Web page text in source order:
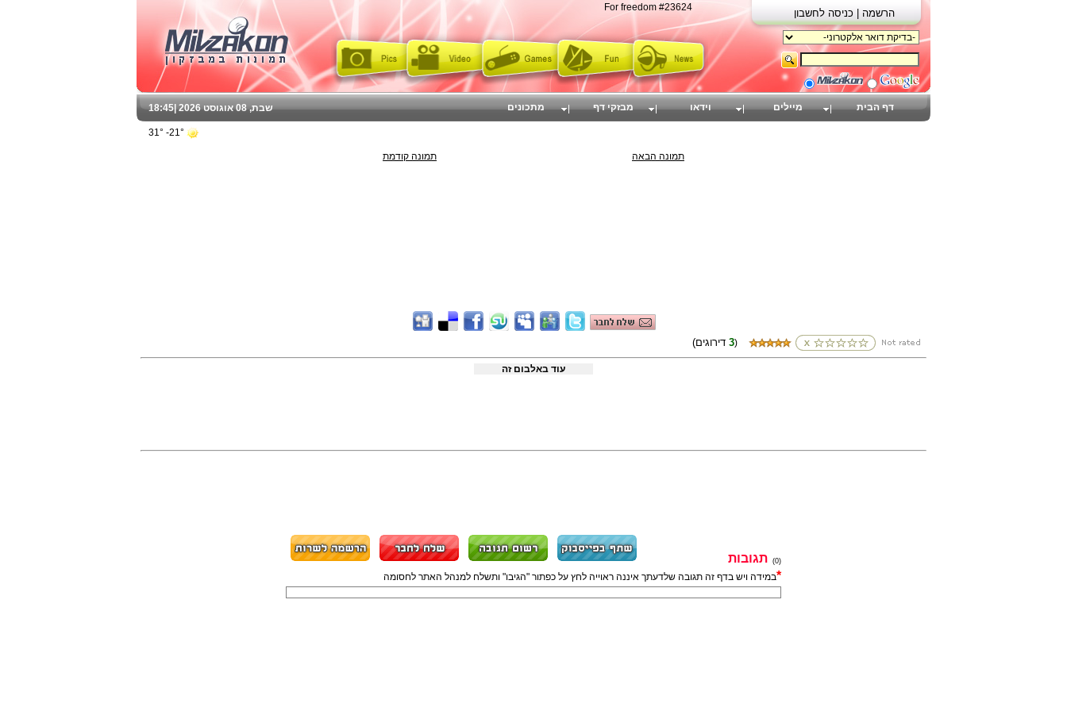
For freedom #23624
תמונה קודמת תמונה הבאה
3)
עוד באלבום זה
(0)
תגובות
*במידה ויש בדף זה תגובה שלדעתך איננה ראוייה לחץ על כפתור "הגיבו" ותשלח למנהל האתר לחסומה
18:45 שבת, 08 אוגוסט 2026 | דף הבית מיילים וידאו מבזקי דף מתכונים
21°- 31°
הרשמה | כניסה לחשבון